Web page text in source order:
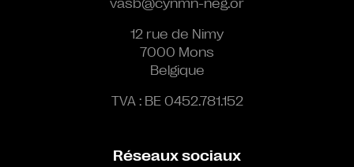
vasb@cynmn-neg.or
12 rue de Nimy
7000 Mons
Belgique
TVA : BE 0452.781.152
Réseaux sociaux